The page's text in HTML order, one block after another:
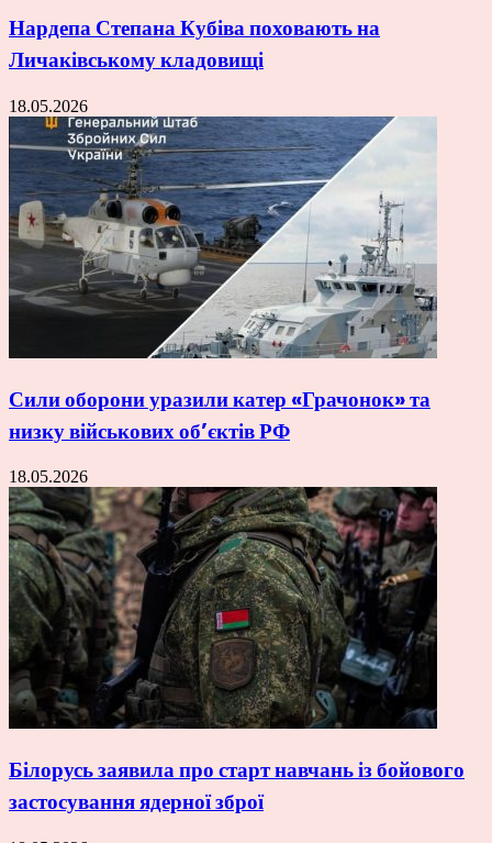
Нардепа Степана Кубіва поховають на
Личаківському кладовищі
18.05.2026
Сили оборони уразили катер «Грачонок» та
низку військових об’єктів РФ
18.05.2026
Білорусь заявила про старт навчань із бойового
застосування ядерної зброї